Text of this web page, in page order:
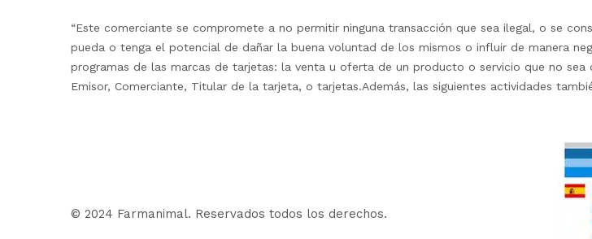
“Este comerciante se compromete a no permitir ninguna transacción que sea ilegal, o se
pueda o tenga el potencial de dañar la buena voluntad de los mismos o influir de manera
programas de las marcas de tarjetas: la venta u oferta de un producto o servicio que no
Emisor, Comerciante, Titular de la tarjeta, o tarjetas.Además, las siguientes actividades
© 2024 Farmanimal. Reservados todos los derechos.